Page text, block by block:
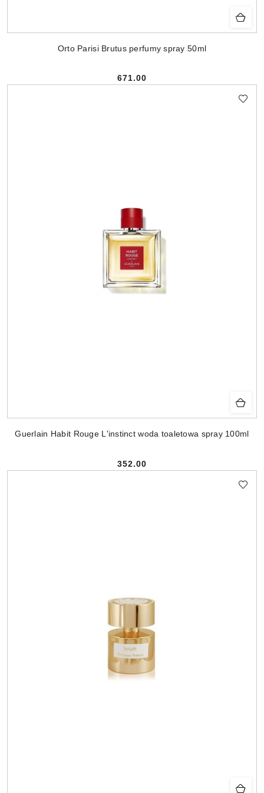
Orto Parisi Brutus perfumy spray 50ml
Cena:
671.00
Guerlain Habit Rouge L'instinct woda toaletowa spray 100ml
Cena:
352.00